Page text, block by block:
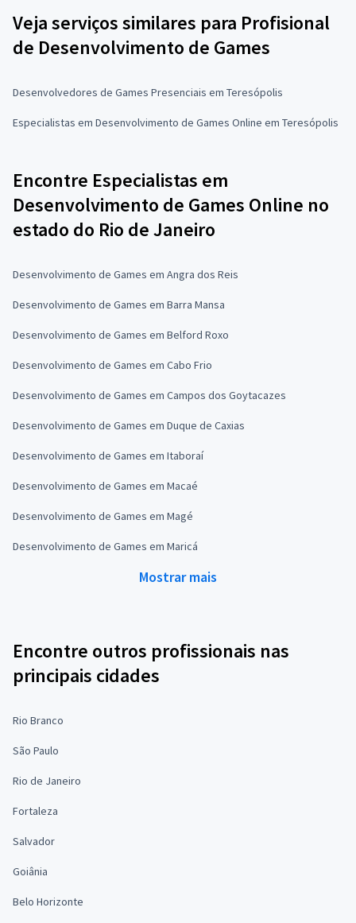
Veja serviços similares para Profisional
de Desenvolvimento de Games
Desenvolvedores de Games Presenciais em Teresópolis
Especialistas em Desenvolvimento de Games Online em Teresópolis
Encontre Especialistas em
Desenvolvimento de Games Online no
estado do Rio de Janeiro
Desenvolvimento de Games em Angra dos Reis
Desenvolvimento de Games em Barra Mansa
Desenvolvimento de Games em Belford Roxo
Desenvolvimento de Games em Cabo Frio
Desenvolvimento de Games em Campos dos Goytacazes
Desenvolvimento de Games em Duque de Caxias
Desenvolvimento de Games em Itaboraí
Desenvolvimento de Games em Macaé
Desenvolvimento de Games em Magé
Desenvolvimento de Games em Maricá
Mostrar mais
Encontre outros profissionais nas
principais cidades
Rio Branco
São Paulo
Rio de Janeiro
Fortaleza
Salvador
Goiânia
Belo Horizonte